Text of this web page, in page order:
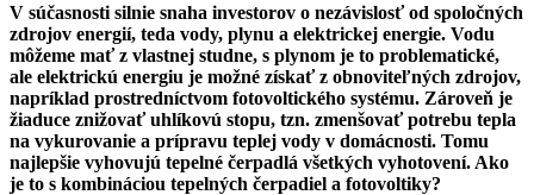
V súčasnosti silnie snaha investorov o nezávislosť od spoločných
zdrojov energií, teda vody, plynu a elektrickej energie. Vodu
môžeme mať z vlastnej studne, s plynom je to problematické,
ale elektrickú energiu je možné získať z obnoviteľných zdrojov,
napríklad prostredníctvom fotovoltického systému. Zároveň je
žiaduce znižovať uhlíkovú stopu, tzn. zmenšovať potrebu tepla
na vykurovanie a prípravu teplej vody v domácnosti. Tomu
najlepšie vyhovujú tepelné čerpadlá všetkých vyhotovení. Ako
je to s kombináciou tepelných čerpadiel a fotovoltiky?